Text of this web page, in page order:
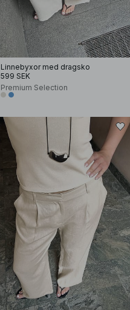
Linnebyxor med dragsko
599 SEK
Premium Selection